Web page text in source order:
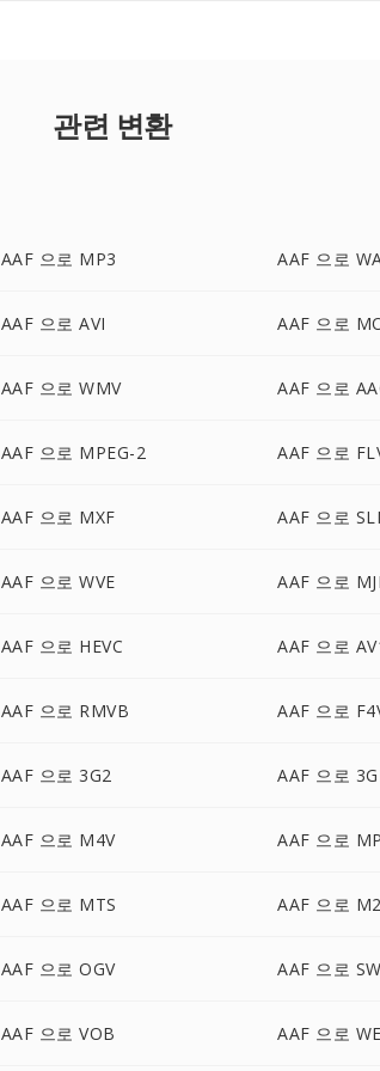
관련 변환
AAF 으로 MP3 AAF 으로
AAF 으로 AVI AAF 으로
AAF 으로 WMV AAF 으로
AAF 으로 MPEG-2 AAF 으로
AAF 으로 MXF AAF 으로
AAF 으로 WVE AAF 으로
AAF 으로 HEVC AAF 으로
AAF 으로 RMVB AAF 으로
AAF 으로 3G2 AAF 으로
AAF 으로 M4V AAF 으로
AAF 으로 MTS AAF 으로
AAF 으로 OGV AAF 으로
AAF 으로 VOB AAF 으로